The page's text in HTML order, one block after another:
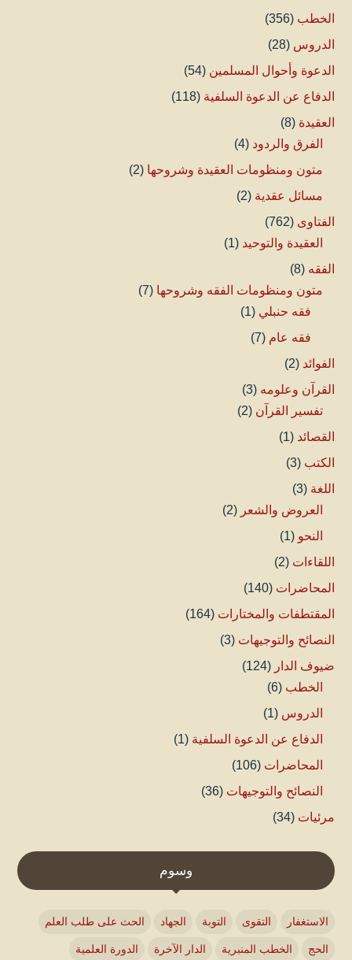
الخطب (356)
الدروس (28)
الدعوة وأحوال المسلمين (54)
الدفاع عن الدعوة السلفية (118)
العقيدة (8)
الفرق والردود (4)
متون ومنظومات العقيدة وشروحها (2)
مسائل عقدية (2)
الفتاوى (762)
العقيدة والتوحيد (1)
الفقه (8)
متون ومنظومات الفقه وشروحها (7)
فقه حنبلي (1)
فقه عام (7)
الفوائد (2)
القرآن وعلومه (3)
تفسير القرآن (2)
القصائد (1)
الكتب (3)
اللغة (3)
العروض والشعر (2)
النحو (1)
اللقاءات (2)
المحاضرات (140)
المقتطفات والمختارات (164)
النصائح والتوجيهات (3)
ضيوف الدار (124)
الخطب (6)
الدروس (1)
الدفاع عن الدعوة السلفية (1)
المحاضرات (106)
النصائح والتوجيهات (36)
مرئيات (34)
وسوم
الاستغفار التقوى التوبة الجهاد الحث على طلب العلم
الحج الخطب المنبرية الدار الآخرة الدورة العلمية